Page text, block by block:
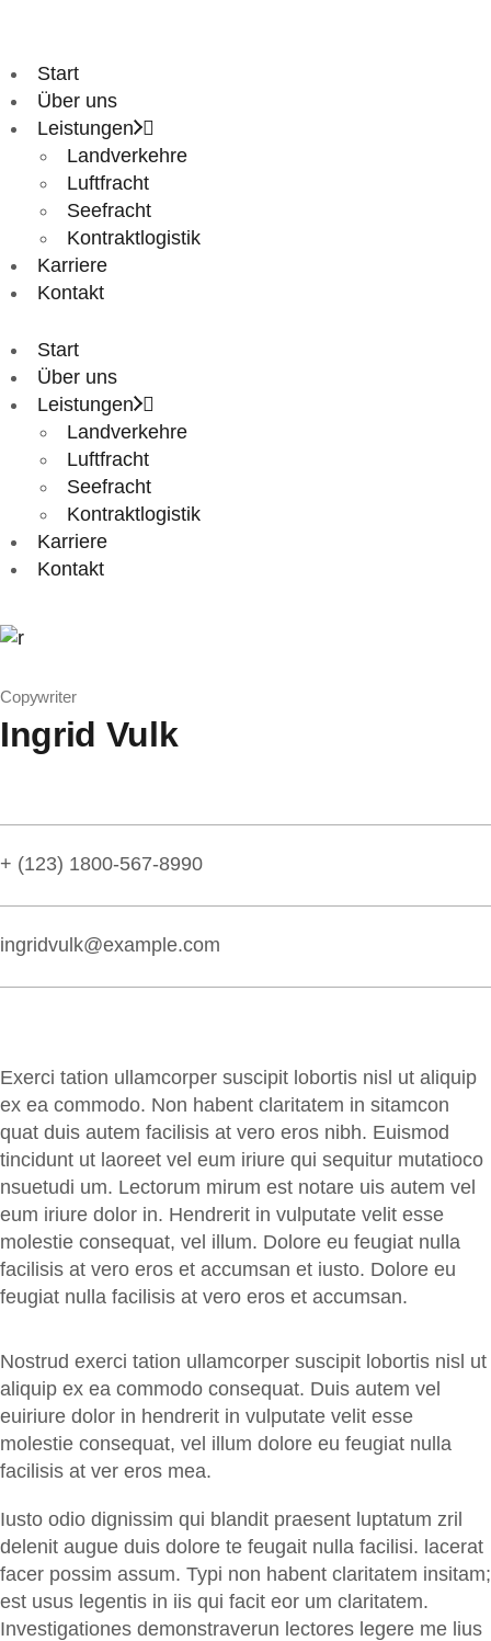
Start
Über uns
Leistungen
Landverkehre
Luftfracht
Seefracht
Kontraktlogistik
Karriere
Kontakt
Start
Über uns
Leistungen
Landverkehre
Luftfracht
Seefracht
Kontraktlogistik
Karriere
Kontakt
Copywriter
Ingrid Vulk
+ (123) 1800-567-8990
ingridvulk@example.com
Exerci tation ullamcorper suscipit lobortis nisl ut aliquip
ex ea commodo. Non habent claritatem in sitamcon
quat duis autem facilisis at vero eros nibh. Euismod
tincidunt ut laoreet vel eum iriure qui sequitur mutatioco
nsuetudi um. Lectorum mirum est notare uis autem vel
eum iriure dolor in. Hendrerit in vulputate velit esse
molestie consequat, vel illum. Dolore eu feugiat nulla
facilisis at vero eros et accumsan et iusto. Dolore eu
feugiat nulla facilisis at vero eros et accumsan.
Nostrud exerci tation ullamcorper suscipit lobortis nisl ut
aliquip ex ea commodo consequat. Duis autem vel
euiriure dolor in hendrerit in vulputate velit esse
molestie consequat, vel illum dolore eu feugiat nulla
facilisis at ver eros mea.
Iusto odio dignissim qui blandit praesent luptatum zril
delenit augue duis dolore te feugait nulla facilisi. lacerat
facer possim assum. Typi non habent claritatem insitam;
est usus legentis in iis qui facit eor um claritatem.
Investigationes demonstraverun lectores legere me lius